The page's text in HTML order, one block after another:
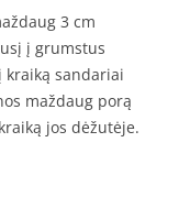
3 cm
į grumstus
kraiką sandariai
maždaug porą
jos dėžutėje.